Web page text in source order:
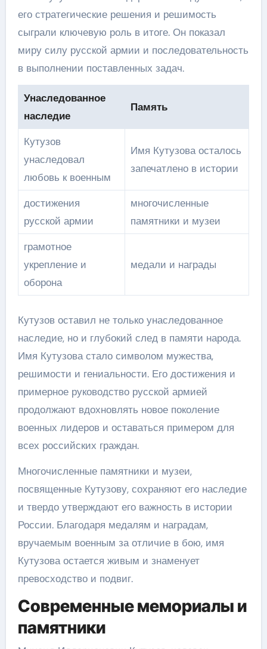
его стратегические решения и решимость
сыграли ключевую роль в итоге. Он показал
миру силу русской армии и последовательность
в выполнении поставленных задач.
Унаследованное
наследие
Память
Кутузов
унаследовал
любовь к военным
Имя Кутузова осталось
запечатлено в истории
достижения
русской армии
многочисленные
памятники и музеи
грамотное
укрепление и
оборона
медали и награды
Кутузов оставил не только унаследованное
наследие, но и глубокий след в памяти народа.
Имя Кутузова стало символом мужества,
решимости и гениальности. Его достижения и
примерное руководство русской армией
продолжают вдохновлять новое поколение
военных лидеров и оставаться примером для
всех российских граждан.
Многочисленные памятники и музеи,
посвященные Кутузову, сохраняют его наследие
и твердо утверждают его важность в истории
России. Благодаря медалям и наградам,
вручаемым военным за отличие в бою, имя
Кутузова остается живым и знаменует
превосходство и подвиг.
Современные мемориалы и
памятники